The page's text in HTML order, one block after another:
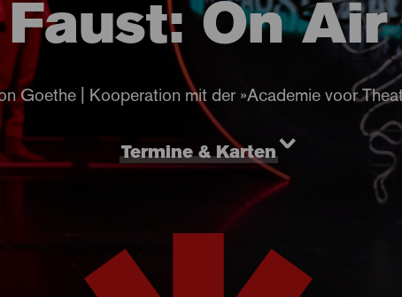
Faust: On Air
Goethe | Kooperation mit der »Academie voor
Termine & Karten